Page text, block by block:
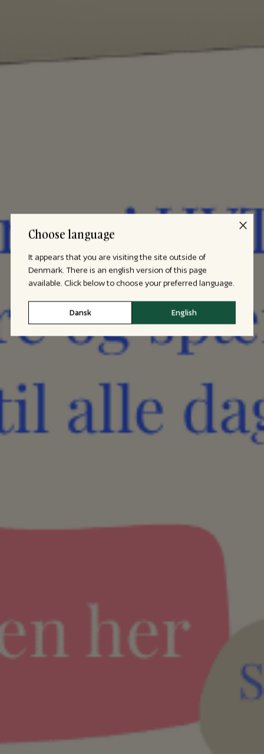
Choose language
It appears that you are visiting the site outside of
Denmark. There is an english version of this page
available. Click below to choose your preferred language.
Dansk English